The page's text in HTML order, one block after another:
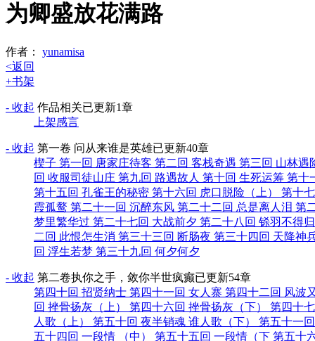
为卿盛放花满路
作者： yunamisa
<返回
+书架
- 收起 作品相关已更新1章
上架感言
- 收起 第一卷 问从来谁是英雄已更新40章
楔子 第一回 唐家庄待客 第二回 客栈奇遇 第三回 山林遇
回 收服司徒山庄 第九回 路遇故人 第十回 生死运筹 第十
第十五回 孔雀王的秘密 第十六回 虎口脱险（上） 第十
霞孤鹜 第二十一回 沉醉东风 第二十二回 总是离人泪 第
梦里繁华过 第二十七回 大战前夕 第二十八回 铩羽不得
二回 此恨怎生消 第三十三回 断肠夜 第三十四回 天降神
回 浮生若梦 第三十九回 何夕何夕
- 收起 第二卷执你之手，敛你半世疯癫已更新54章
第四十回 招贤纳士 第四十一回 女人寨 第四十二回 风波
回 挫骨扬灰（上） 第四十六回 挫骨扬灰（下） 第四十
人歌（上） 第五十回 夜半销魂 谁人歌（下） 第五十一
五十四回 一段情 （中） 第五十五回 一段情（下 第五十